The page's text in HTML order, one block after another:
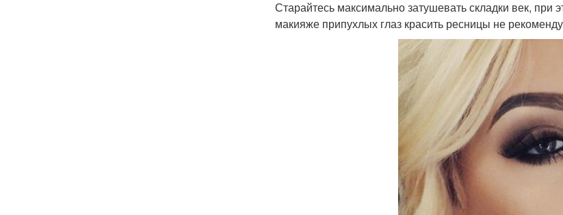
Старайтесь максимально затушевать складки век, при
макияже припухлых глаз красить ресницы не